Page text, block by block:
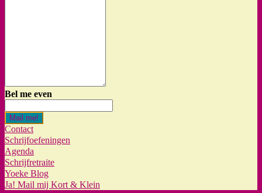
Bel me even
Mail me!
Contact
Schrijfoefeningen
Agenda
Schrijfretraite
Yoeke Blog
Ja! Mail mij Kort & Klein